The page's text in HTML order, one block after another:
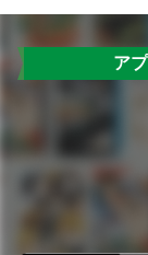
ア